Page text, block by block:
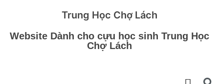
Trung Học Chợ Lách
Website Dành cho cựu học sinh Trung Học
Chợ Lách